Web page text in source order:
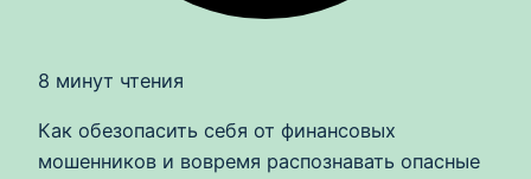
8 минут чтения
Как обезопасить себя от финансовых
мошенников и вовремя распознавать опасные